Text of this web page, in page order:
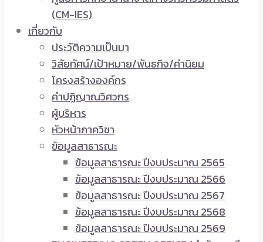
(CM-IES)
เกี่ยวกับ
ประวัติความเป็นมา
วิสัยทัศน์/เป้าหมาย/พันธกิจ/ค่านิยม
โครงสร้างองค์กร
คำปฏิญาณวิศวกร
ผู้บริหาร
หัวหน้าภาควิชา
ข้อมูลสาธารณะ
ข้อมูลสาธารณะ ปีงบประมาณ 2565
ข้อมูลสาธารณะ ปีงบประมาณ 2566
ข้อมูลสาธารณะ ปีงบประมาณ 2567
ข้อมูลสาธารณะ ปีงบประมาณ 2568
ข้อมูลสาธารณะ ปีงบประมาณ 2569